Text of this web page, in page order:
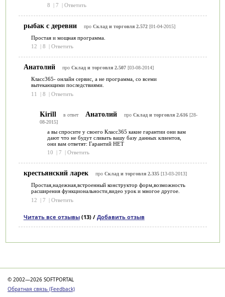
8
| 7 | Ответить
рыбак с деревни про Склад и торговля 2.572[01-04-2015]
Простая и мощная программа.
12
8 Ответить
Анатолий про Склад и торговля 2.507[03-08-2014]
Класс365- онлайн сервис, а не программа, со всеми
вытекающими последствиями.
11
| 8 | Ответить
Kirill в ответ Анатолий про Склад и торговля 2.616[28-
08-2015]
а вы спросите у своего Класс365 какие гарантии они вам
дают что не будут сливать вашу базу данных клиентов,
они вам ответят: Гарантий НЕТ
10
7 Ответить
крестьянский ларек про Склад и торговля 2.335[13-03-2013]
Простая,надежная,встроенный конструктор форм,возможность
расширения функциональности,видео урок и многое другое.
12
| 7 | Ответить
Читать все отзывы(13) / Добавить отзыв
© 2002—2026 SOFTPORTAL
Обратная связь (Feedback)